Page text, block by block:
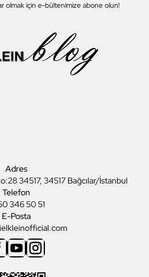
olmak için e-bültenimize abone olun!
Adres
34517, 34517 Bağcılar/İstanbul
Telefon
346 50 51
E-Posta
YoutubeInstagram